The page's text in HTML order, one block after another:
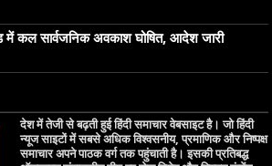
कल सार्वजनिक अवकाश घोषित, आदेश जारी
देश में तेजी से बढ़ती हुई हिंदी समाचार वेबसाइट है। जो हिंदी
न्यूज साइटों में सबसे अधिक विश्वसनीय, प्रमाणिक और निष्पक्ष
समाचार अपने पाठक वर्ग तक पहुंचाती है। इसकी प्रतिबद्ध